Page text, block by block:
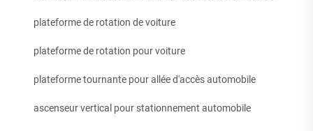
plateforme de rotation de voiture
plateforme de rotation pour voiture
plateforme tournante pour allée d'accès automobile
ascenseur vertical pour stationnement automobile